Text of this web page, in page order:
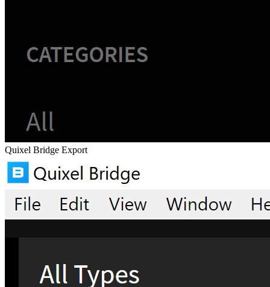
Quixel Bridge Export